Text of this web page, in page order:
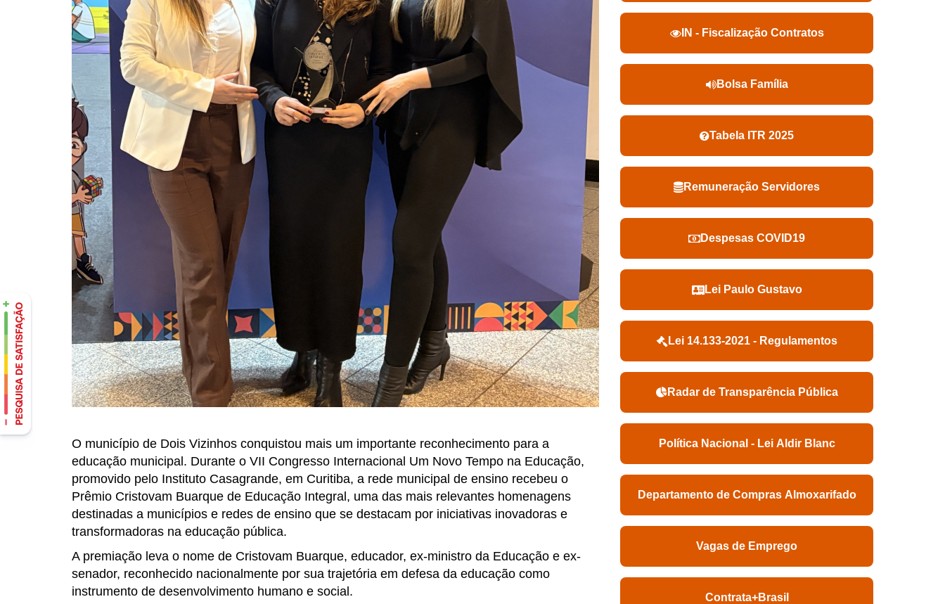
O município de Dois Vizinhos conquistou mais um importante reconhecimento para a
educação municipal. Durante o VII Congresso Internacional Um Novo Tempo na Educação,
promovido pelo Instituto Casagrande, em Curitiba, a rede municipal de ensino recebeu o
Prêmio Cristovam Buarque de Educação Integral, uma das mais relevantes homenagens
destinadas a municípios e redes de ensino que se destacam por iniciativas inovadoras e
transformadoras na educação pública.
A premiação leva o nome de Cristovam Buarque, educador, ex-ministro da Educação e ex-
senador, reconhecido nacionalmente por sua trajetória em defesa da educação como
instrumento de desenvolvimento humano e social.
IN - Fiscalização Contratos
Bolsa Família
Tabela ITR 2025
Remuneração Servidores
Despesas COVID19
Lei Paulo Gustavo
Lei 14.133-2021 - Regulamentos
Radar de Transparência Pública
Política Nacional - Lei Aldir Blanc
Departamento de Compras Almoxarifado
Vagas de Emprego
Contrata+Brasil